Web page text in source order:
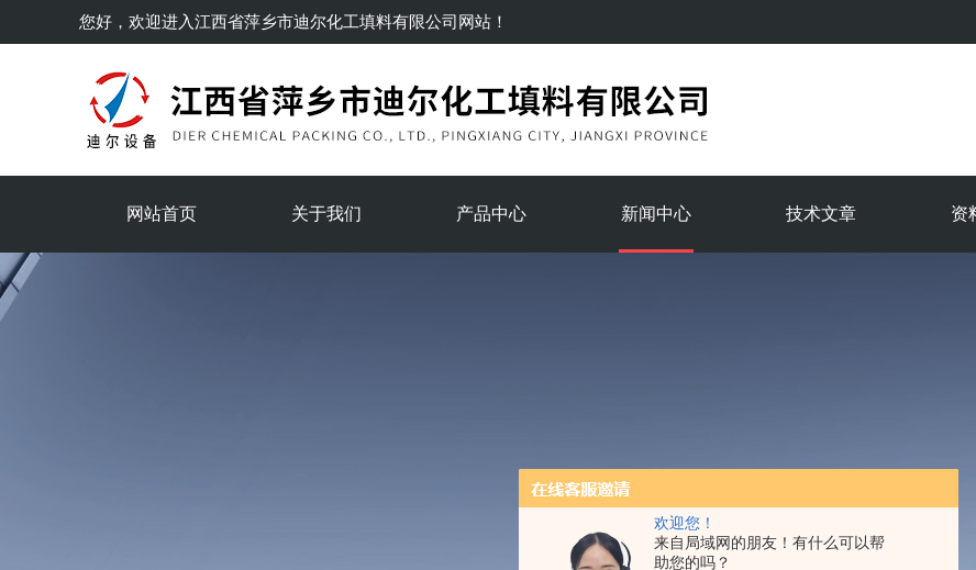
欢迎您！
来自局域网的朋友！有什么可以帮
助您的吗？
您好，欢迎进入江西省萍乡市迪尔化工填料有限公司网站！
网站首页 关于我们 产品中心 新闻中心 技术文章 资